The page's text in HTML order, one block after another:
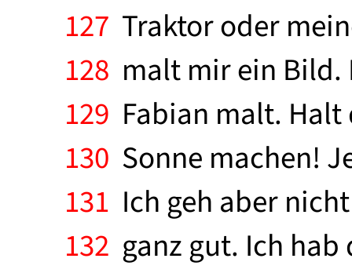
127 Traktor oder
128 malt mir ein Bild.
129 Fabian malt.
130 Sonne machen!
131 Ich geh aber
132 ganz gut. Ich